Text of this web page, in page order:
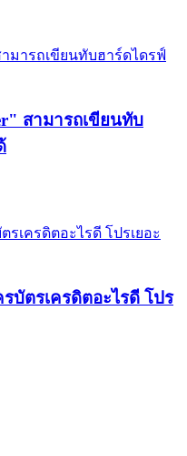
สามารถเขียนทับ
รบัตรเครดิตอะไรดี โปร